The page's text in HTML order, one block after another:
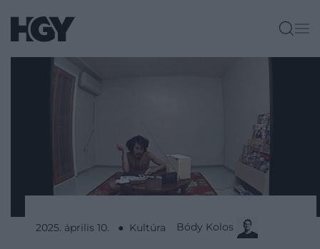
2025. április 10. ● Kultúra Bódy Kolos